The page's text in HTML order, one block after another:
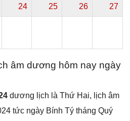
24 25 26 27
âm dương hôm nay ngày
dương lịch là Thứ Hai, lịch âm
tức ngày Bính Tý tháng Quý